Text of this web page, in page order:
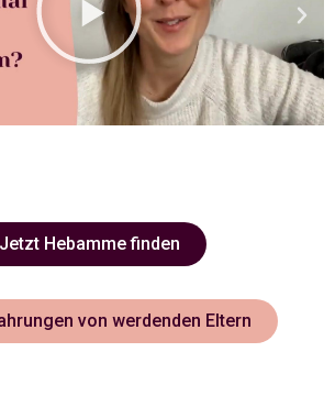
Jetzt Hebamme finden
von werdenden Eltern